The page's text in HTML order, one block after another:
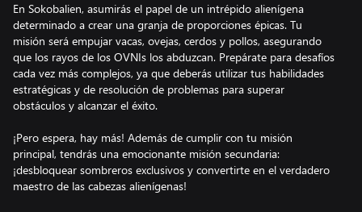
En Sokobalien, asumirás el papel de un intrépido alienígena
determinado a crear una granja de proporciones épicas. Tu
misión será empujar vacas, ovejas, cerdos y pollos, asegurando
que los rayos de los OVNIs los abduzcan. Prepárate para desafíos
cada vez más complejos, ya que deberás utilizar tus habilidades
estratégicas y de resolución de problemas para superar
obstáculos y alcanzar el éxito.
¡Pero espera, hay más! Además de cumplir con tu misión
principal, tendrás una emocionante misión secundaria:
¡desbloquear sombreros exclusivos y convertirte en el verdadero
maestro de las cabezas alienígenas!